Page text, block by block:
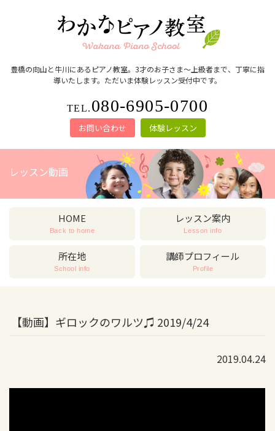
豊橋の向山と牛川にあるピアノ教室。3才のお子さま～上級者まで、丁寧に指
導いたします。ただいま体験レッスン受付中です。
TEL. 080-6905-0700
お問い合わせ 体験レッスン
レッスン動画
HOME
Back to home
レッスン案内
Lesson info
所在地
School info
講師プロフィール
Profile
【動画】ギロックのワルツ♫ 2019/4/24
2019.04.24